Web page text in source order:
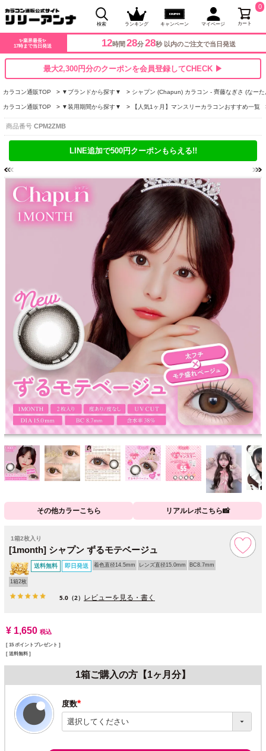
検索 ランキング キャンペーン マイページ カート
0
✨業界最長✨
17時まで当日発送
12時間 28分27秒 以内のご注文で当日発送
最大2,300円分のクーポンを会員登録してCHECK ▶
カラコン通販TOP ▼ブランドから探す▼ シャプン (Chapun) カラコン - 齊藤なぎさ (なーた
カラコン通販TOP ▼装用期間から探す▼ 【人気1ヶ月】マンスリーカラコンおすすめ一覧
商品番号 CPM2ZMB
LINE追加で500円クーポンもらえる!!
その他カラーこちら リアルレポこちら📸
1箱2枚入り
[1month] シャプン ずるモテベージュ
送料無料 即日発送 着色直径14.5mm レンズ直径15.0mm BC8.7mm
1箱2枚
5.0 （2） レビューを見る・書く
¥ 1,650 税込
[ 15 ポイントプレゼント ]
送料無料
1箱ご購入の方【1ヶ月分】
度数
(必
須)